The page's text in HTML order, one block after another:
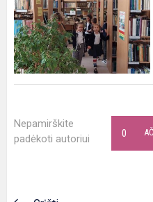
Nepamirškite
padėkoti autoriui
0